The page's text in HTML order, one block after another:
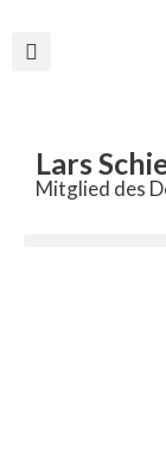
Lars
Mitglied des